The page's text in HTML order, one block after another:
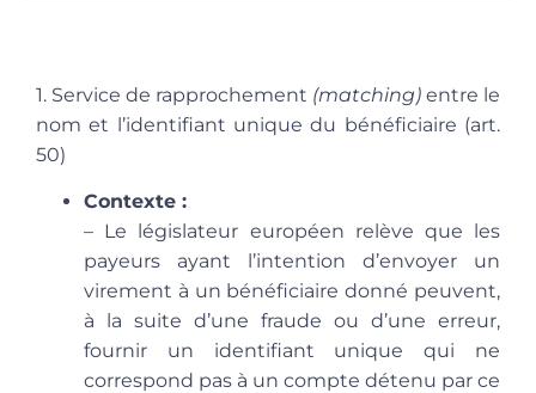
1. Service de rapprochement (matching) entre le
nom et l’identifiant unique du bénéficiaire (art.
50)
Contexte :
– Le législateur européen relève que les
payeurs ayant l’intention d’envoyer un
virement à un bénéficiaire donné peuvent,
à la suite d’une fraude ou d’une erreur,
fournir un identifiant unique qui ne
correspond pas à un compte détenu par ce